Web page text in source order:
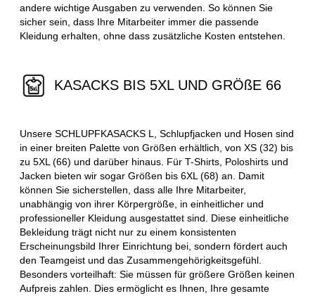
andere wichtige Ausgaben zu verwenden. So können Sie
sicher sein, dass Ihre Mitarbeiter immer die passende
Kleidung erhalten, ohne dass zusätzliche Kosten entstehen.
KASACKS BIS 5XL UND GRÖßE 66
Unsere SCHLUPFKASACKS L, Schlupfjacken und Hosen sind
in einer breiten Palette von Größen erhältlich, von XS (32) bis
zu 5XL (66) und darüber hinaus. Für T-Shirts, Poloshirts und
Jacken bieten wir sogar Größen bis 6XL (68) an. Damit
können Sie sicherstellen, dass alle Ihre Mitarbeiter,
unabhängig von ihrer Körpergröße, in einheitlicher und
professioneller Kleidung ausgestattet sind. Diese einheitliche
Bekleidung trägt nicht nur zu einem konsistenten
Erscheinungsbild Ihrer Einrichtung bei, sondern fördert auch
den Teamgeist und das Zusammengehörigkeitsgefühl.
Besonders vorteilhaft: Sie müssen für größere Größen keinen
Aufpreis zahlen. Dies ermöglicht es Ihnen, Ihre gesamte